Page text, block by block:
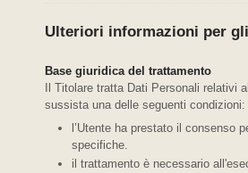
Ulteriori informazioni per
Base giuridica del trattamento
Il Titolare tratta Dati Personali relativi
sussista una delle seguenti condizioni:
l’Utente ha prestato il consenso
specifiche.
il trattamento è necessario